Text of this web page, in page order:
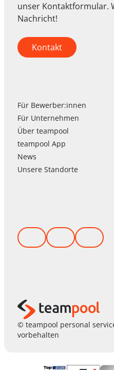
unser Kontaktformular.
Nachricht!
Kontakt
Für Bewerber:innen
Für Unternehmen
Überteampool
teampool App
News
Unsere Standorte
© teampool personal
vorbehalten